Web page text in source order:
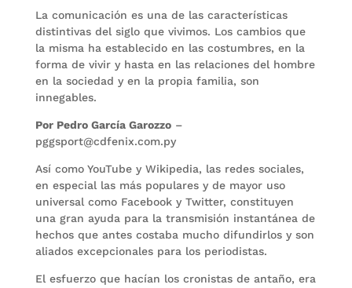
La comunicación es una de las características
distintivas del siglo que vivimos. Los cambios que
la misma ha establecido en las costumbres, en la
forma de vivir y hasta en las relaciones del hombre
en la sociedad y en la propia familia, son
innegables.
Por Pedro García Garozzo–
pggsport@cdfenix.com.py
Así como YouTube y Wikipedia, las redes sociales,
en especial las más populares y de mayor uso
universal como Facebook y Twitter, constituyen
una gran ayuda para la transmisión instantánea de
hechos que antes costaba mucho difundirlos y son
aliados excepcionales para los periodistas.
El esfuerzo que hacían los cronistas de antaño, era